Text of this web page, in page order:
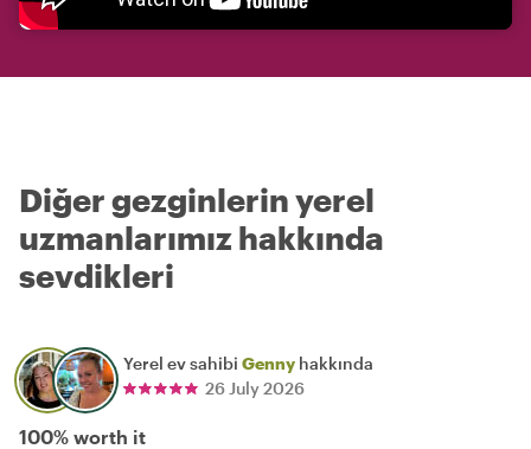
Diğer gezginlerin yerel
uzmanlarımız hakkında
sevdikleri
Yerel ev sahibi Genny hakkında
26 July 2026
100% worth it